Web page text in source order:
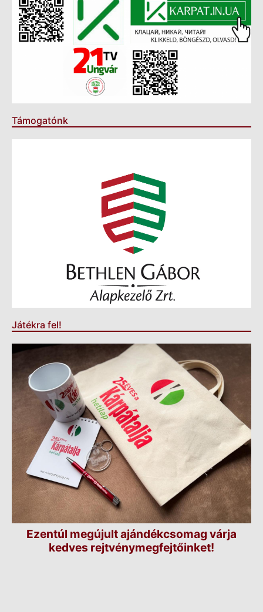
Támogatónk
Játékra fel!
Ezentúl megújult ajándékcsomag várja
kedves rejtvénymegfejtőinket!